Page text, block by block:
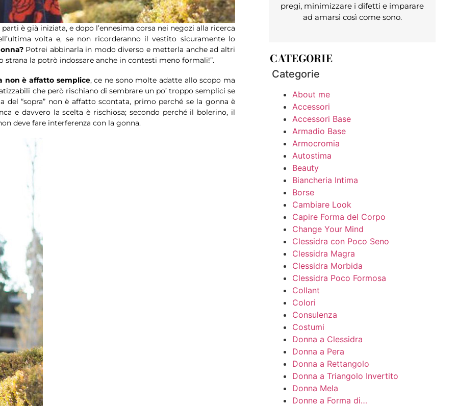
è già iniziata, e dopo l’ennesima corsa nei negozi alla ricerca
volta e, se non ricorderanno il vestito sicuramente lo
Potrei abbinarla in modo diverso e metterla anche ad altri
la potrò indossare anche in contesti meno formali!”.
non è affatto semplice, ce ne sono molte adatte allo scopo ma
che però rischiano di sembrare un po’ troppo semplici se
“sopra” non è affatto scontata, primo perché se la gonna è
e davvero la scelta è rischiosa; secondo perché il bolerino, il
deve fare interferenza con la gonna.
pregi, minimizzare i difetti e imparare
ad amarsi così come sono.
CATEGORIE
Categorie
About me
Accessori
Accessori Base
Armadio Base
Armocromia
Autostima
Beauty
Biancheria Intima
Borse
Cambiare Look
Capire Forma del Corpo
Change Your Mind
Clessidra con Poco Seno
Clessidra Magra
Clessidra Morbida
Clessidra Poco Formosa
Collant
Colori
Consulenza
Costumi
Donna a Clessidra
Donna a Pera
Donna a Rettangolo
Donna a Triangolo Invertito
Donna Mela
Donne a Forma di…